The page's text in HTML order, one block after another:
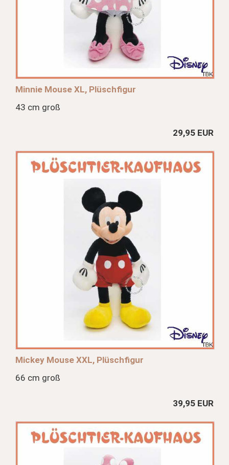
Minnie Mouse XL, Plüschfigur
43 cm groß
29,95 EUR
Mickey Mouse XXL, Plüschfigur
66 cm groß
39,95 EUR